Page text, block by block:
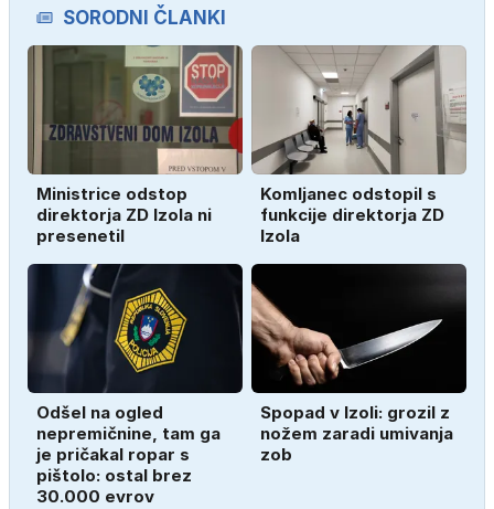
SORODNI ČLANKI
Ministrice odstop
direktorja ZD Izola ni
presenetil
Komljanec odstopil s
funkcije direktorja ZD
Izola
Odšel na ogled
nepremičnine, tam ga
je pričakal ropar s
pištolo: ostal brez
30.000 evrov
Spopad v Izoli: grozil z
nožem zaradi umivanja
zob